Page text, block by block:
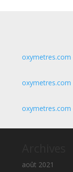
oxymetres.com
oxymetres.com
oxymetres.com
août 2021